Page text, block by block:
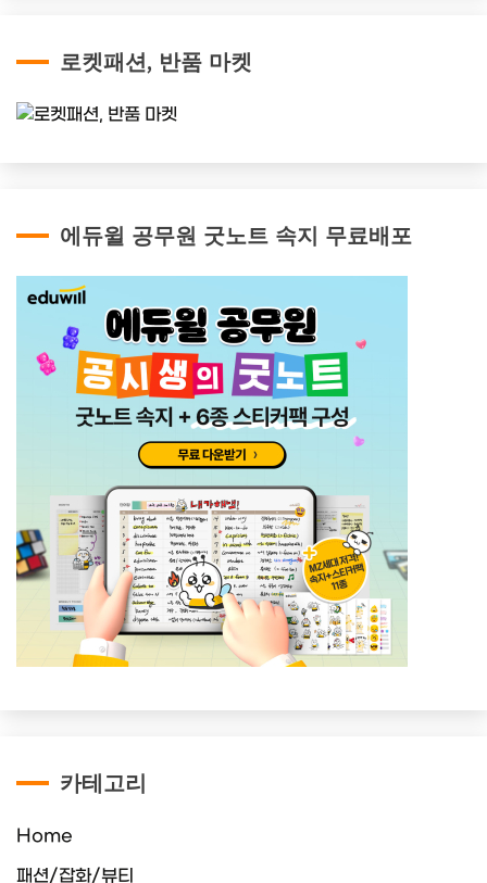
로켓패션, 반품 마켓
에듀윌 공무원 굿노트 속지 무료배포
카테고리
Home
패션/잡화/뷰티